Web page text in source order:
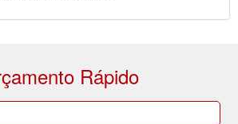
Rápido